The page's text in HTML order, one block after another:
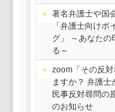
著名弁護士や国
「弁護士向けボ
グ」 ～あなたの
る～
zoom「その反
ますか？ 弁護士
民事反対尋問の
のお知らせ